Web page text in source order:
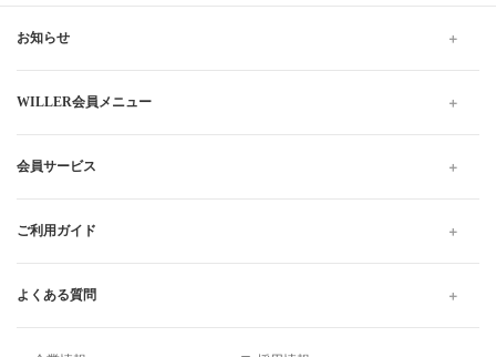
お知らせ
WILLER会員メニュー
会員サービス
ご利用ガイド
よくある質問